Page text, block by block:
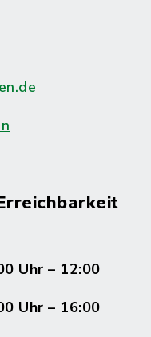
Uhr – 12:00
Uhr – 16:00